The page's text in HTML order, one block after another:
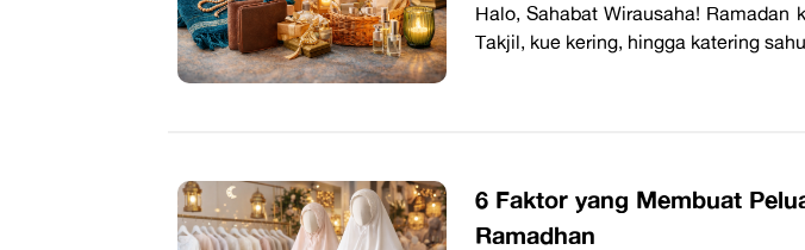
Halo, Sahabat Wirausaha! Ramadan
Takjil, kue kering, hingga katering
6 Faktor yang Membuat
Ramadhan